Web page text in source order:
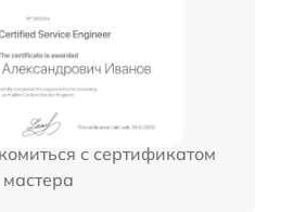
с сертификатом
мастера